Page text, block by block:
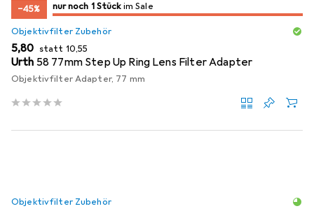
−45% noch 1 Stückim Sale
nur noch 1 Stück im Sale
Objektivfilter Zubehör
EUR
5,80 statt EUR
10,55
Urth 58 77mm Step Up Ring Lens Filter Adapter
Objektivfilter Adapter, 77 mm
Objektivfilter Zubehör